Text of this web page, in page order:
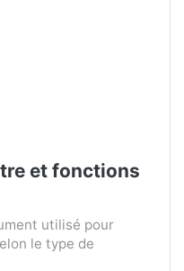
et fonctions
utilisé pour
le type de